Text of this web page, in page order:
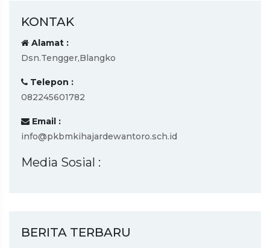
KONTAK
Alamat :
Dsn.Tengger,Blangko
Telepon :
082245601782
Email :
info@pkbmkihajardewantoro.sch.id
Media Sosial :
BERITA TERBARU